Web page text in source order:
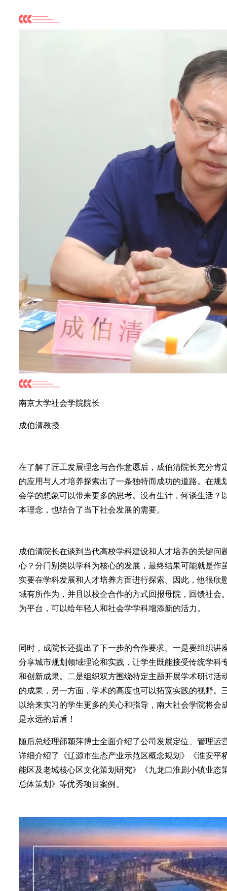
南京大学社会学院院长
成伯清教授
在了解了匠工发展理念与合作意愿后，成伯清院长充分肯
的应用与人才培养探索出了一条独特而成功的道路。在规
会学的想象可以带来更多的思考。没有生计，何谈生活？
本理念，也结合了当下社会发展的需要。
成伯清院长在谈到当代高校学科建设和人才培养的关键问
心？分门别类以学科为核心的发展，最终结果可能就是作
实要在学科发展和人才培养方面进行探索。因此，他很欣
域有所作为，并且以校企合作的方式回报母院，回馈社会
为平台，可以给年轻人和社会学学科增添新的活力。
同时，成院长还提出了下一步的合作要求。一是要组织
分享城市规划领域理论和实践，让学生既能接受传统学科
和创新成果。二是组织双方围绕特定主题开展学术研讨活
的成果，另一方面，学术的高度也可以拓宽实践的视野。
以给来实习的学生更多的关心和指导，南大社会学院将
是永远的后盾！
随后总经理邵颖萍博士全面介绍了公司发展定位、管理
详细介绍了《辽源市生态产业示范区概念规划》《淮安平
能区及老城核心区文化策划研究》《九龙口淮剧小镇业态
总体策划》等优秀项目案例。